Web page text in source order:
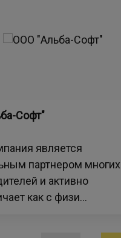
Софт"
является
партнером многих
и активно
как с физи...